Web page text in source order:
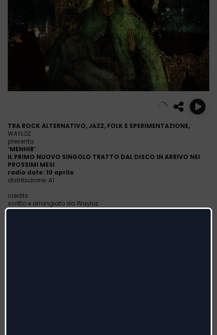
TRA ROCK ALTERNATIVO, JAZZ, FOLK E SPERIMENTAZIONE,
WAYLOZ
presenta
‘MENHIR’
IL PRIMO NUOVO SINGOLO TRATTO DAL DISCO IN ARRIVO NEI
PROSSIMI MESI
radio date: 10 aprile
distribuzione: A1
credits:
scritto e arrangiato da Wayloz
registrato al Poddighe Studio (BS)